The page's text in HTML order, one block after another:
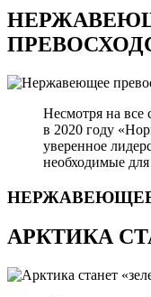
Несмотря на все
в 2020 году
уверенное
необходимые
АРКТИКА